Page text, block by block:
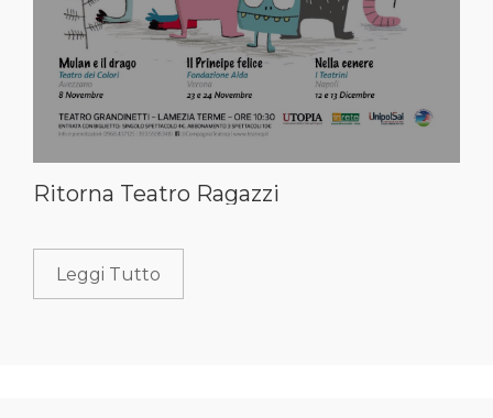
Ritorna Teatro Ragazzi
Leggi Tutto